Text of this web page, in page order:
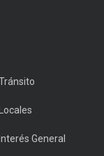
Locales
Interés General